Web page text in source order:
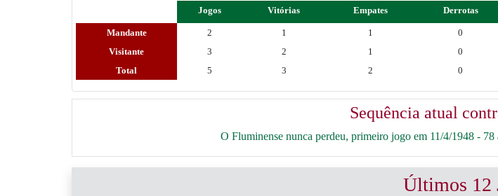
Jogos Vitórias Empates Derrotas
Mandante 2 1 1 0
Visitante
3 2 1 0
Total
5 3 2 0
Sequência atual
O Fluminense nunca perdeu, primeiro jogo em 11/4/1948 -
Últimos 12